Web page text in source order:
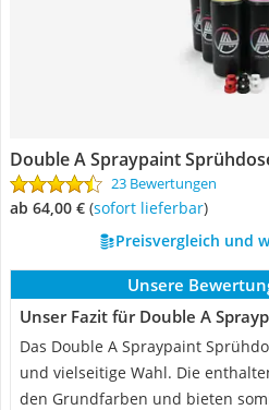
Double A Spraypaint
23 Bewertungen
ab 64,00 € ( Sofort lieferbar)
Preisvergleich und
Unsere
Unser Fazit für Double A
Das Double A Spraypaint
und vielseitige Wahl. Die
den Grundfarben und bieten